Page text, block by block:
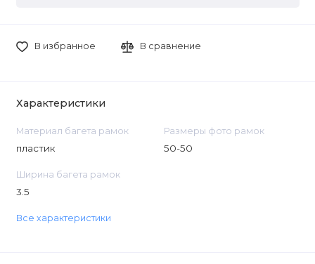
В избранное В сравнение
Характеристики
Материал багета рамок
пластик
Размеры фото рамок
50-50
Ширина багета рамок
3.5
Все характеристики